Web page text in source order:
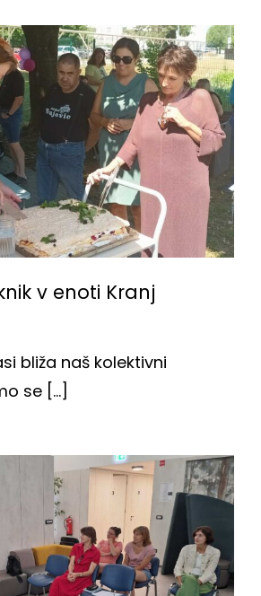
v enoti Kranj
bliža naš kolektivni
se [...]